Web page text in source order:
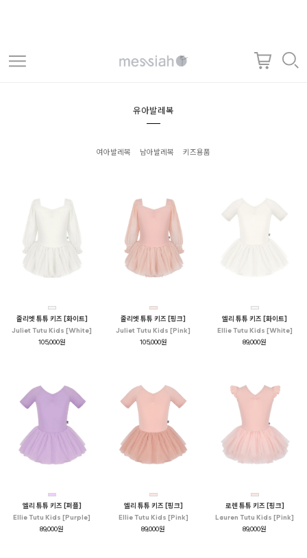
유아발레복
여아발레복 남아발레복 키즈용품
줄리엣 튜튜 키즈 [화이트]
Juliet Tutu Kids [White]
105,000원
줄리엣 튜튜 키즈 [핑크]
Juliet Tutu Kids [Pink]
105,000원
엘리 튜튜 키즈 [화이트]
Ellie Tutu Kids [White]
89,000원
엘리 튜튜 키즈 [퍼플]
Ellie Tutu Kids [Purple]
89,000원
엘리 튜튜 키즈 [핑크]
Ellie Tutu Kids [Pink]
89,000원
로렌 튜튜 키즈 [핑크]
Lauren Tutu Kids [Pink]
89,000원